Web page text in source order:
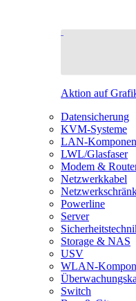
Aktion auf
Datensicherung
KVM-Systeme
LAN-
LWL/Glasfaser
Modem &
Netzwerkkabel
Powerline
Server
Storage & NAS
USV
WLAN-
Switch